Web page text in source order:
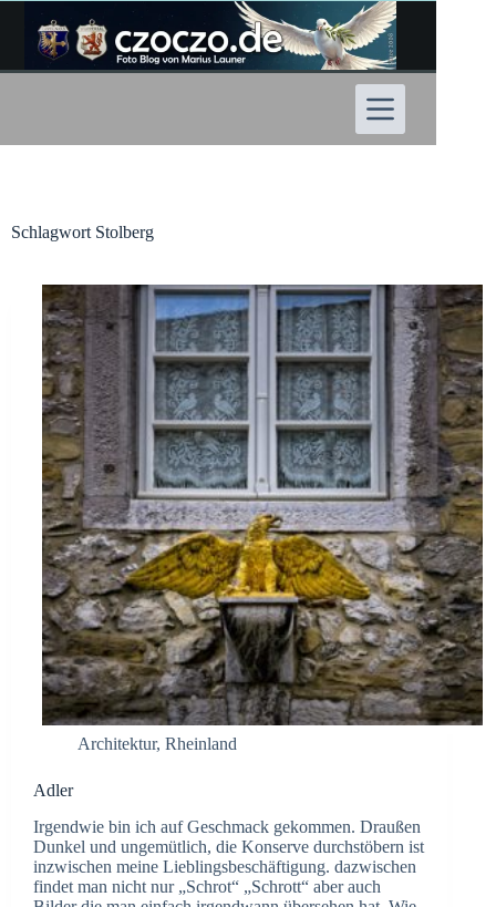
Inhalt
springen
Schlagwort Stolberg
Architektur, Rheinland
Adler
Irgendwie bin ich auf Geschmack gekommen. Draußen
Dunkel und ungemütlich, die Konserve durchstöbern ist
inzwischen meine Lieblingsbeschäftigung. dazwischen
findet man nicht nur „Schrot“ „Schrott“ aber auch